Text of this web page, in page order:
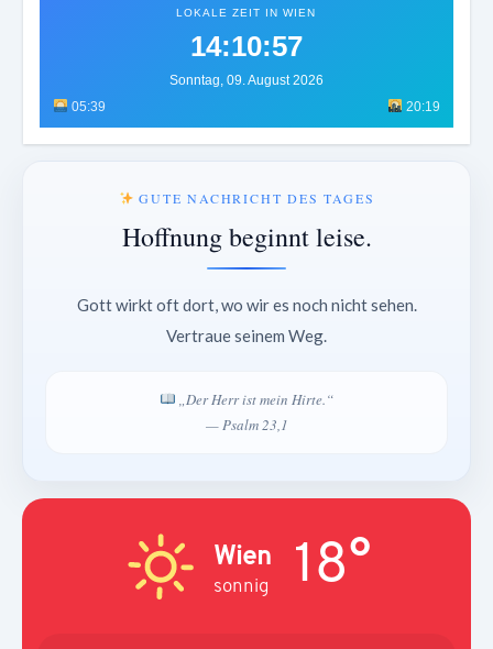
LOKALE ZEIT IN WIEN
14:11:01
Sonntag, 09. August 2026
05:39
20:19
GUTE NACHRICHT DES TAGES
Hoffnung beginnt leise.
Gott wirkt oft dort, wo wir es noch nicht sehen.
Vertraue seinem Weg.
„Der Herr ist mein Hirte.“
— Psalm 23,1
Wien
sonnig 18°